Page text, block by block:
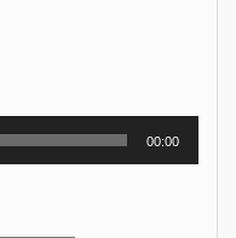
00:00